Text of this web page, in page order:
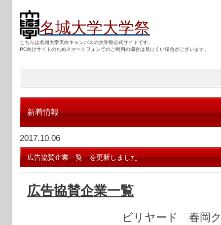
名城大学大学祭
こちらは名城大学天白キャンパスの大学祭公式サイトです。
PC向けサイトのためスマートフォンでのご利用の場合は見にくい場合がございます。
新着情報
2017.10.06
広告協賛企業一覧 を更新しました
広告協賛企業一覧
ビリヤード 春岡